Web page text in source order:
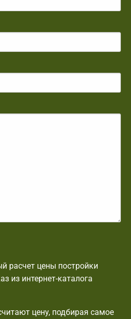
расчет цены постройки
из интернет-каталога
цену, подбирая самое